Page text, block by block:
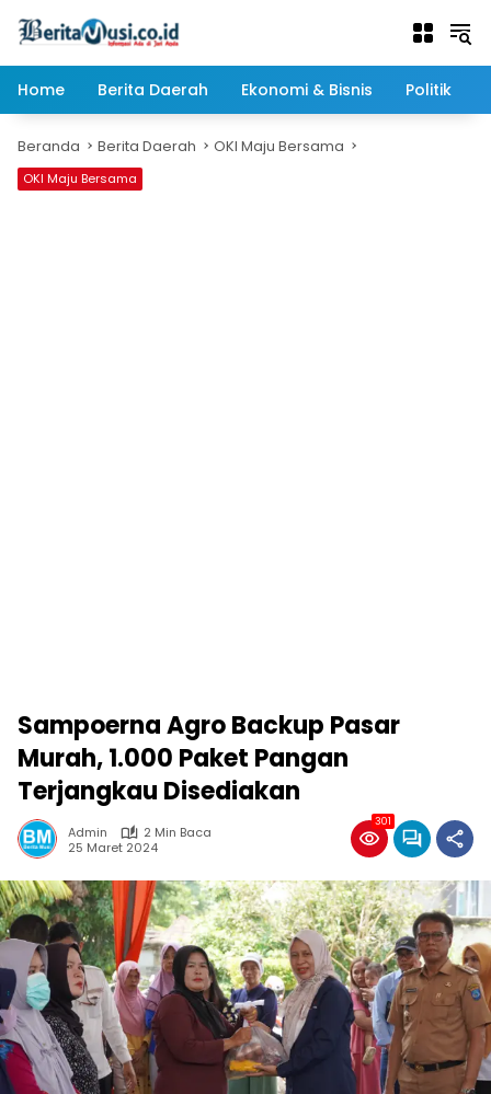
Home
Berita Daerah Ekonomi & Bisnis Politik
Beranda Berita Daerah OKI Maju Bersama
OKI Maju Bersama
Sampoerna Agro Backup Pasar
Murah, 1.000 Paket Pangan
Terjangkau Disediakan
Admin
2 Min Baca
25 Maret 2024
301